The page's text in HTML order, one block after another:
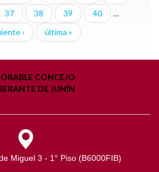
37 38 39 40
…
›
última »
CONCEJO
DE JUNÍN
Miguel 3 - 1° Piso (B6000FIB)